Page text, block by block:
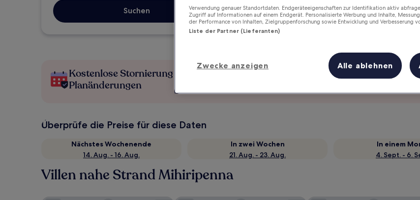
Suchen
Kostenlose Stornierung bei
Planänderungen
Verdiene Prämien für jede
Überprüfe die Preise für diese Daten
Nächstes Wochenende
14. Aug. - 16. Aug.
In zwei Wochen
21. Aug. - 23. Aug.
In einem
4. Sept. - 6.
Villen nahe Strand Mihiripenna
Verwendung genauer Standortdaten. Endgeräteeigenschaften zur Identifikation aktiv
Zugriff auf Informationen auf einem Endgerät. Personalisierte Werbung und Inhalte,
der Performance von Inhalten, Zielgruppenforschung sowie Entwicklung und Verbesserung
Liste der Partner (Lieferanten)
Zwecke anzeigen Alle ablehnen